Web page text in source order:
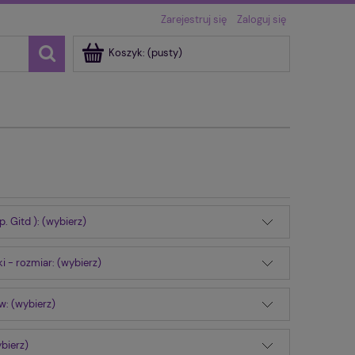
Zarejestruj się Zaloguj się
Koszyk: (pusty)
Gitd ): (wybierz)
- rozmiar: (wybierz)
(wybierz)